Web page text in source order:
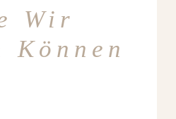
Wir
Können